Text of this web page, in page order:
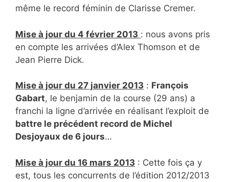
même le record féminin de Clarisse Cremer.
Mise à jour du 4 février 2013 : nous avons pris
en compte les arrivées d’Alex Thomson et de
Jean Pierre Dick.
Mise à jour du 27 janvier 2013 : François
Gabart, le benjamin de la course (29 ans) a
franchi la ligne d’arrivée en réalisant l’exploit de
battre le précédent record de Michel
Desjoyaux de 6 jours…
Mise à jour du 16 mars 2013 : Cette fois ça y
est, tous les concurrents de l’édition 2012/2013